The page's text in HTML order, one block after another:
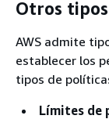
Otros
AWS admite
establecer los
tipos de
Límites de